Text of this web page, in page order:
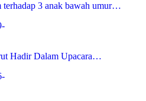
terhadap 3 anak bawah umur…
Hadir Dalam Upacara…